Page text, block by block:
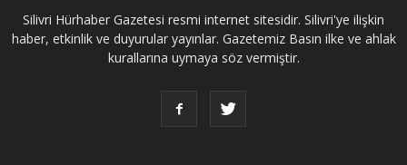
Silivri Hürhaber Gazetesi resmi internet sitesidir. Silivri'ye ilişkin
haber, etkinlik ve duyurular yayınlar. Gazetemiz Basın ilke ve ahlak
kurallarına uymaya söz vermiştir.